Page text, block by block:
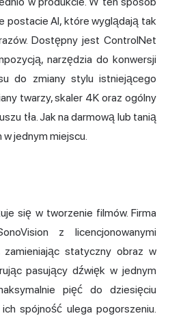
postacie AI, które wyglądają tak
Dostępny jest ControlNet
narzędzia do konwersji
do zmiany stylu istniejącego
twarzy, skaler 4K oraz ogólny
tła. Jak na darmową lub tanią
jednym miejscu.
się w tworzenie filmów. Firma
z licencjonowanymi
zamieniając statyczny obraz w
pasujący dźwięk w jednym
pięć do dziesięciu
spójność ulega pogorszeniu.